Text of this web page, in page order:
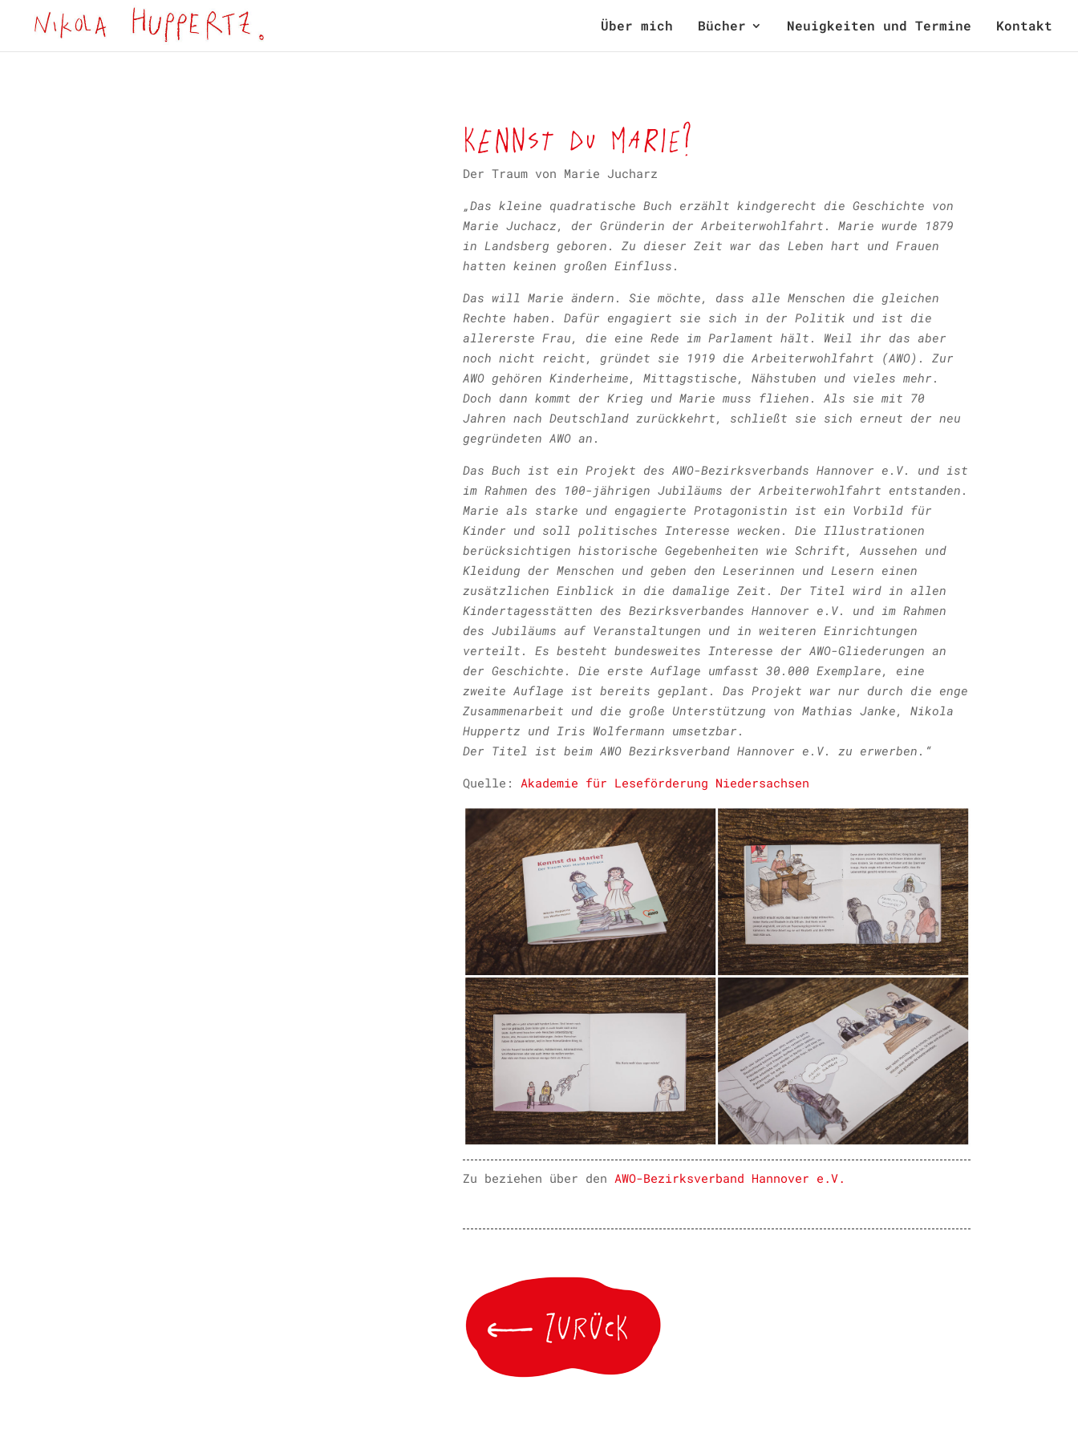
Über mich Bücher Neuigkeiten und Termine Kontakt
Kennst du Marie?
Der Traum von Marie Jucharz
„Das kleine quadratische Buch erzählt kindgerecht die Geschichte von
Marie Juchacz, der Gründerin der Arbeiterwohlfahrt. Marie wurde 1879
in Landsberg geboren. Zu dieser Zeit war das Leben hart und Frauen
hatten keinen großen Einfluss.
Das will Marie ändern. Sie möchte, dass alle Menschen die gleichen
Rechte haben. Dafür engagiert sie sich in der Politik und ist die
allererste Frau, die eine Rede im Parlament hält. Weil ihr das aber
noch nicht reicht, gründet sie 1919 die Arbeiterwohlfahrt (AWO). Zur
AWO gehören Kinderheime, Mittagstische, Nähstuben und vieles mehr.
Doch dann kommt der Krieg und Marie muss fliehen. Als sie mit 70
Jahren nach Deutschland zurückkehrt, schließt sie sich erneut der neu
gegründeten AWO an.
Das Buch ist ein Projekt des AWO-Bezirksverbands Hannover e.V. und ist
im Rahmen des 100-jährigen Jubiläums der Arbeiterwohlfahrt entstanden.
Marie als starke und engagierte Protagonistin ist ein Vorbild für
Kinder und soll politisches Interesse wecken. Die Illustrationen
berücksichtigen historische Gegebenheiten wie Schrift, Aussehen und
Kleidung der Menschen und geben den Leserinnen und Lesern einen
zusätzlichen Einblick in die damalige Zeit. Der Titel wird in allen
Kindertagesstätten des Bezirksverbandes Hannover e.V. und im Rahmen
des Jubiläums auf Veranstaltungen und in weiteren Einrichtungen
verteilt. Es besteht bundesweites Interesse der AWO-Gliederungen an
der Geschichte. Die erste Auflage umfasst 30.000 Exemplare, eine
zweite Auflage ist bereits geplant. Das Projekt war nur durch die enge
Zusammenarbeit und die große Unterstützung von Mathias Janke, Nikola
Huppertz und Iris Wolfermann umsetzbar.
Der Titel ist beim AWO Bezirksverband Hannover e.V. zu erwerben.“
Quelle: Akademie für Leseförderung Niedersachsen
Zu beziehen über den AWO-Bezirksverband Hannover e.V.